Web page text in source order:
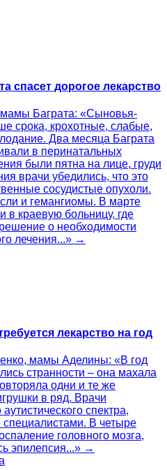
спасет дорогое лекарство
Баграта: «Сыновья-
срока, крохотные, слабые,
Два месяца Баграта
в перинатальных
были пятна на лице, груди
врачи убедились, что это
сосудистые опухоли.
и гемангиомы. В марте
в краевую больницу, где
о необходимости
лечения...» →
лекарство на год
мамы Аделины: «В год
странности – она махала
одни и те же
в ряд. Врачи
спектра,
специалистами. В четыре
головного мозга,
эпилепсия...» →